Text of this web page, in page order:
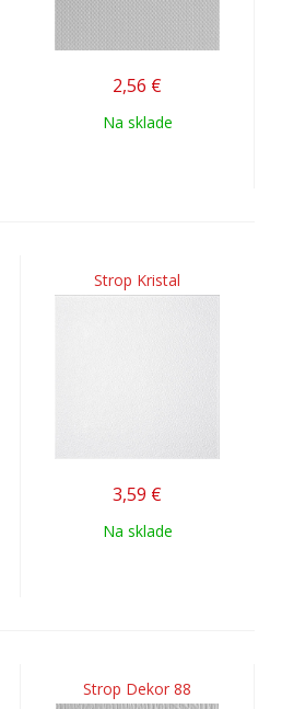
2,56 €
Na sklade
Strop Kristal
3,59 €
Na sklade
Strop Dekor 88